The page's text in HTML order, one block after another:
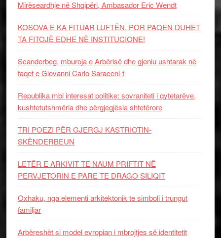
Mirëseardhje në Shqipëri, Ambasador Eric Wendt
KOSOVA E KA FITUAR LUFTËN, POR PAQEN DUHET
TA FITOJË EDHE NË INSTITUCIONE!
Scanderbeg, mburoja e Arbërisë dhe gjeniu ushtarak në
faqet e Giovanni Carlo Saraceni-t
Republika mbi interesat politike: sovraniteti i qytetarëve,
kushtetutshmëria dhe përgjegjësia shtetërore
TRI POEZI PËR GJERGJ KASTRIOTIN-
SKËNDERBEUN
LETËR E ARKIVIT TE NAUM PRIFTIT NË
PERVJETORIN E PARE TE DRAGO SILIQIT
Oxhaku, nga elementi arkitektonik te simboli i trungut
familjar
Arbëreshët si model evropian i mbrojtjes së identitetit